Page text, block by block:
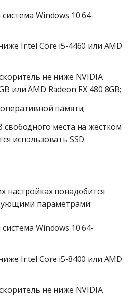
Windows 10 64-
Intel Core i5-4460 или AMD
не ниже NVIDIA
или AMD Radeon RX 480 8GB;
памяти;
свободного места на жестком
использовать SSD.
настройках понадобится
параметрами:
Windows 10 64-
Intel Core i5-8400 или AMD
не ниже NVIDIA